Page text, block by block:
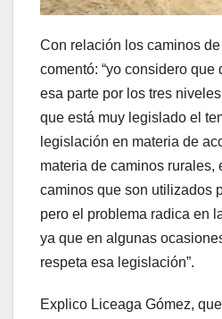
Con relación los caminos
comentó: “yo considero que
esa parte por los tres
que está muy legislado el
legislación en materia de
materia de caminos rurales,
caminos que son utilizados
pero el problema radica en
ya que en algunas
respeta esa legislación”.
Explico Liceaga Gómez,